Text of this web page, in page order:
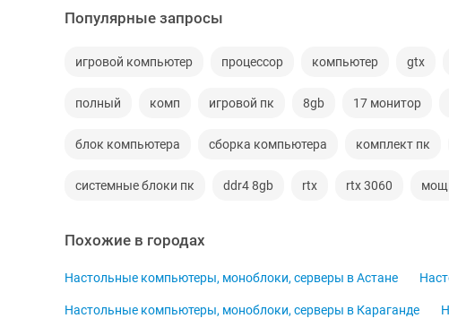
Популярные запросы
игровой компьютер процессор компьютер gtx
полный комп игровой пк 8gb 17 монитор
блок компьютера сборка компьютера комплект пк
системные блоки пк ddr4 8gb rtx rtx 3060
Похожие в городах
Настольные компьютеры, моноблоки, серверы в Астане
Настольные компьютеры, моноблоки, серверы в Караганде